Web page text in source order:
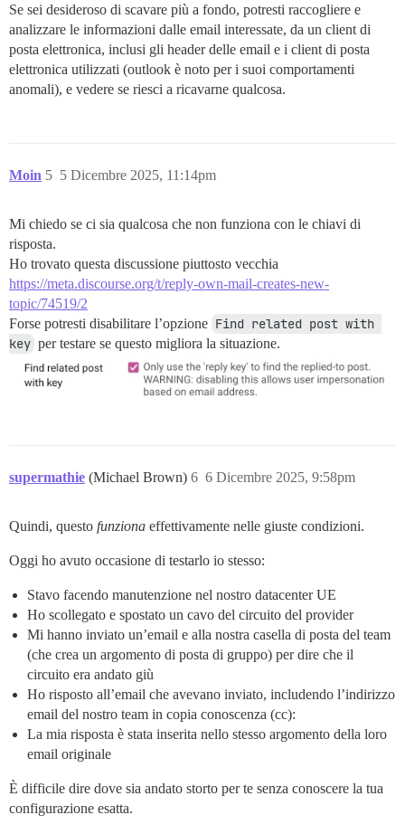
Se sei desideroso di scavare più a fondo, potresti raccogliere e
analizzare le informazioni dalle email interessate, da un client di
posta elettronica, inclusi gli header delle email e i client di posta
elettronica utilizzati (outlook è noto per i suoi comportamenti
anomali), e vedere se riesci a ricavarne qualcosa.
Moin 5 Dicembre 2025, 11:14pm
5
Mi chiedo se ci sia qualcosa che non funziona con le chiavi di
risposta.
Ho trovato questa discussione piuttosto vecchia
https://meta.discourse.org/t/reply-own-mail-creates-new-
topic/74519/2
Forse potresti disabilitare l’opzione Find related post with
key per testare se questo migliora la situazione.
supermathie (Michael Brown) 6 Dicembre 2025, 9:58pm
6
Quindi, questo funziona effettivamente nelle giuste condizioni.
Oggi ho avuto occasione di testarlo io stesso:
Stavo facendo manutenzione nel nostro datacenter UE
Ho scollegato e spostato un cavo del circuito del provider
Mi hanno inviato un’email e alla nostra casella di posta del team
(che crea un argomento di posta di gruppo) per dire che il
circuito era andato giù
Ho risposto all’email che avevano inviato, includendo l’indirizzo
email del nostro team in copia conoscenza (cc):
La mia risposta è stata inserita nello stesso argomento della loro
email originale
È difficile dire dove sia andato storto per te senza conoscere la tua
configurazione esatta.